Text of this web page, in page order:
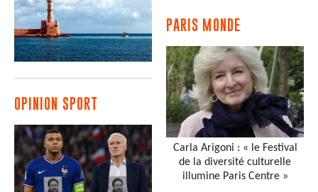
OPINION SPORT
PARIS MONDE
Carla Arigoni : « le Festival
de la diversité culturelle
illumine Paris Centre »